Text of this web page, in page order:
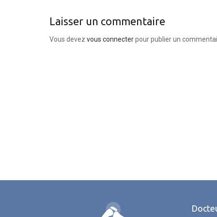
Laisser un commentaire
Vous devez vous connecterpour publier un